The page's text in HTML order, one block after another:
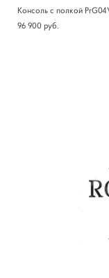
Консоль с полкой
96 900 pуб.